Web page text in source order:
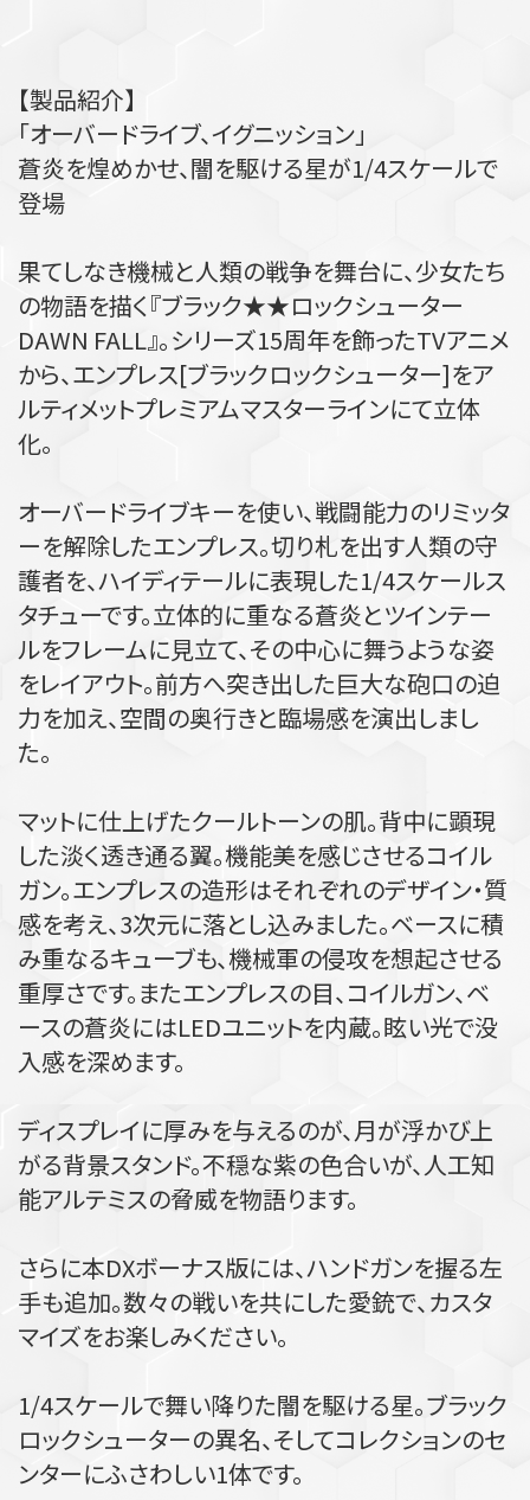
ご了承頂きますようお願い申し上げます。
【製品紹介】
「オーバードライブ、イグニッション」
蒼炎を煌めかせ、闇を駆ける星が1/4スケールで
登場
果てしなき機械と人類の戦争を舞台に、少女たち
の物語を描く『ブラック★★ロックシューター
DAWN FALL』。シリーズ15周年を飾ったTVアニメ
から、エンプレス[ブラックロックシューター]をア
ルティメットプレミアムマスターラインにて立体
化。
オーバードライブキーを使い、戦闘能力のリミッタ
ーを解除したエンプレス。切り札を出す人類の守
護者を、ハイディテールに表現した1/4スケールス
タチューです。立体的に重なる蒼炎とツインテー
ルをフレームに見立て、その中心に舞うような姿
をレイアウト。前方へ突き出した巨大な砲口の迫
力を加え、空間の奥行きと臨場感を演出しまし
た。
マットに仕上げたクールトーンの肌。背中に顕現
した淡く透き通る翼。機能美を感じさせるコイル
ガン。エンプレスの造形はそれぞれのデザイン・質
感を考え、3次元に落とし込みました。ベースに積
み重なるキューブも、機械軍の侵攻を想起させる
重厚さです。またエンプレスの目、コイルガン、ベ
ースの蒼炎にはLEDユニットを内蔵。眩い光で没
入感を深めます。
ディスプレイに厚みを与えるのが、月が浮かび上
がる背景スタンド。不穏な紫の色合いが、人工知
能アルテミスの脅威を物語ります。
さらに本DXボーナス版には、ハンドガンを握る左
手も追加。数々の戦いを共にした愛銃で、カスタ
マイズをお楽しみください。
1/4スケールで舞い降りた闇を駆ける星。ブラック
ロックシューターの異名、そしてコレクションのセ
ンターにふさわしい1体です。